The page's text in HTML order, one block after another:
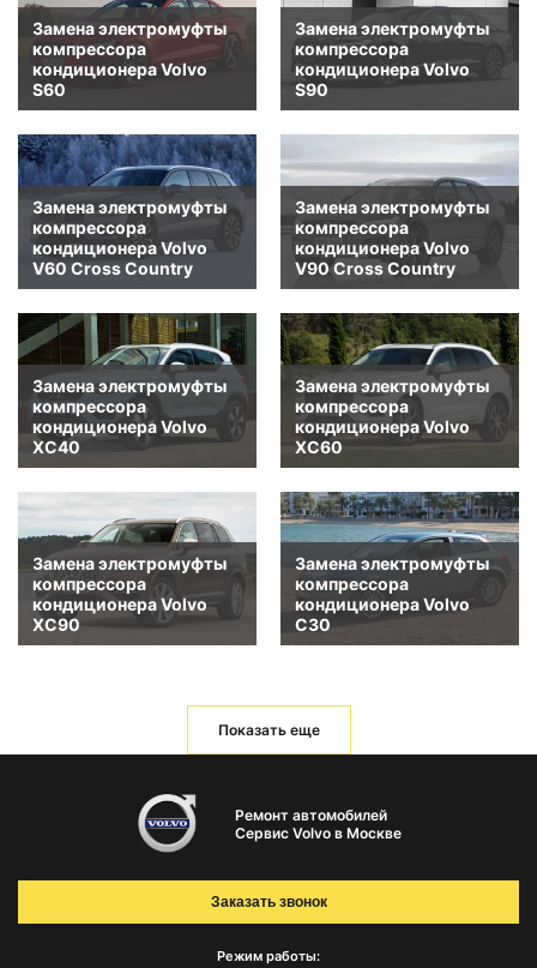
Замена электромуфты
компрессора
кондиционера Volvo
S60
Замена электромуфты
компрессора
кондиционера Volvo
S90
Замена электромуфты
компрессора
кондиционера Volvo
V60 Cross Country
Замена электромуфты
компрессора
кондиционера Volvo
V90 Cross Country
Замена электромуфты
компрессора
кондиционера Volvo
XC40
Замена электромуфты
компрессора
кондиционера Volvo
XC60
Замена электромуфты
компрессора
кондиционера Volvo
XC90
Замена электромуфты
компрессора
кондиционера Volvo
C30
Показать еще
Ремонт автомобилей
Сервис Volvo в Москве
Режим работы:
Заказать звонок